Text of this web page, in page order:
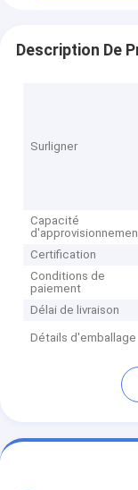
Description De
Surligner
Capacité
Certification
Conditions de
paiement
Délai de livraison
Détails d'emballage